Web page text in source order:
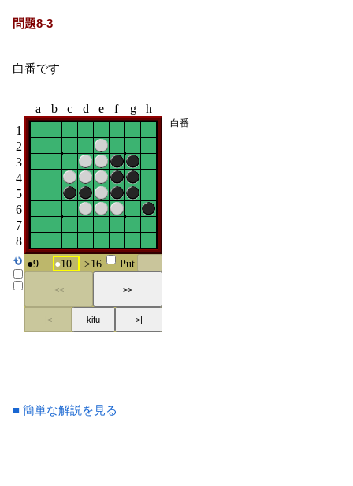
問題8-3
白番です
■ 簡単な解説を見る